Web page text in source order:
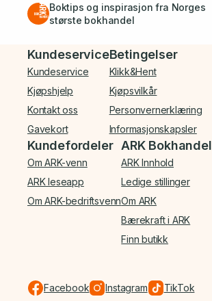
Boktips og inspirasjon fra Norges
største bokhandel
Bunnmeny
Kundeservice
Kundeservice
Kjøpshjelp
Kontakt oss
Gavekort
Betingelser
Klikk&Hent
Kjøpsvilkår
Personvernerklæring
Informasjonskapsler
Kundefordeler
Om ARK-venn
ARK leseapp
Om ARK-bedriftsvenn
ARK Bokhandel
ARK Innhold
Ledige stillinger
Om ARK
Bærekraft i ARK
Finn butikk
Facebook Instagram TikTok